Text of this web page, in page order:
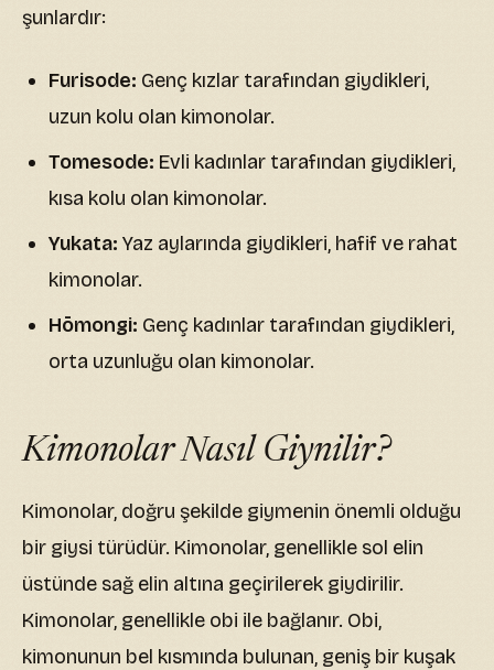
şunlardır:
Furisode: Genç kızlar tarafından giydikleri,
uzun kolu olan kimonolar.
Tomesode: Evli kadınlar tarafından giydikleri,
kısa kolu olan kimonolar.
Yukata: Yaz aylarında giydikleri, hafif ve rahat
kimonolar.
Hōmongi: Genç kadınlar tarafından giydikleri,
orta uzunluğu olan kimonolar.
Kimonolar Nasıl Giynilir?
Kimonolar, doğru şekilde giymenin önemli olduğu
bir giysi türüdür. Kimonolar, genellikle sol elin
üstünde sağ elin altına geçirilerek giydirilir.
Kimonolar, genellikle obi ile bağlanır. Obi,
kimonunun bel kısmında bulunan, geniş bir kuşak